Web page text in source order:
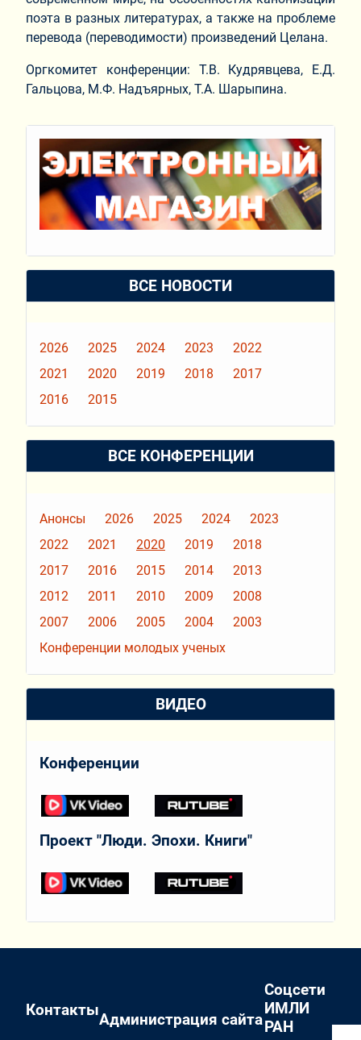
поэта в разных литературах, а также на проблеме
перевода (переводимости) произведений Целана.
Оргкомитет конференции: Т.В. Кудрявцева, Е.Д.
Гальцова, М.Ф. Надъярных, Т.А. Шарыпина.
ВСЕ НОВОСТИ
2026 2025 2024 2023
2022
2021
2020 2019 2018
2017
2016
2015
ВСЕ КОНФЕРЕНЦИИ
Анонсы 2026 2025 2024
2023
2022
2021 2020 2019
2018
2017
2016 2015 2014
2013
2012
2011 2010 2009
2008
2007
2006 2005 2004
2003
Конференции молодых ученых
ВИДЕО
Конференции
Проект "Люди. Эпохи. Книги"
Контакты
Администрация сайта
Соцсети
ИМЛИ
РАН